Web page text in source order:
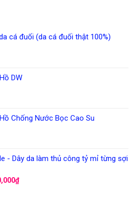
cá đuối (da cá đuối thật 100%)
DW
Chống Nước Bọc Cao Su
- Dây da làm thủ công tỷ mỉ từng sợi
₫